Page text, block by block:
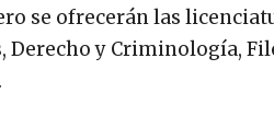
se ofrecerán las
Derecho y Criminología,